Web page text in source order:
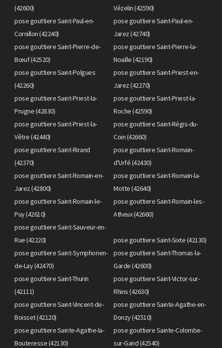
(42600)
Vézelin (42590)
pose gouttiere Saint-Paul-en-
Cornillon (42240)
pose gouttiere Saint-Paul-en-
Jarez (42740)
pose gouttiere Saint-Pierre-de-
Bœuf (42520)
pose gouttiere Saint-Pierre-la-
Noaille (42190)
pose gouttiere Saint-Polgues
(42260)
pose gouttiere Saint-Priest-en-
Jarez (42270)
pose gouttiere Saint-Priest-la-
Prugne (42830)
pose gouttiere Saint-Priest-la-
Roche (42590)
pose gouttiere Saint-Priest-la-
Vêtre (42440)
pose gouttiere Saint-Régis-du-
Coin (42660)
pose gouttiere Saint-Rirand
(42370)
pose gouttiere Saint-Romain-
d'Urfé (42430)
pose gouttiere Saint-Romain-en-
Jarez (42800)
pose gouttiere Saint-Romain-la-
Motte (42640)
pose gouttiere Saint-Romain-le-
Puy (42610)
pose gouttiere Saint-Romain-les-
Atheux (42660)
pose gouttiere Saint-Sauveur-en-
Rue (42220)
pose gouttiere Saint-Sixte (42130)
pose gouttiere Saint-Symphorien-
de-Lay (42470)
pose gouttiere Saint-Thomas-la-
Garde (42600)
pose gouttiere Saint-Thurin
(42111)
pose gouttiere Saint-Victor-sur-
Rhins (42630)
pose gouttiere Saint-Vincent-de-
Boisset (42120)
pose gouttiere Sainte-Agathe-en-
Donzy (42510)
pose gouttiere Sainte-Agathe-la-
Bouteresse (42130)
pose gouttiere Sainte-Colombe-
sur-Gand (42540)